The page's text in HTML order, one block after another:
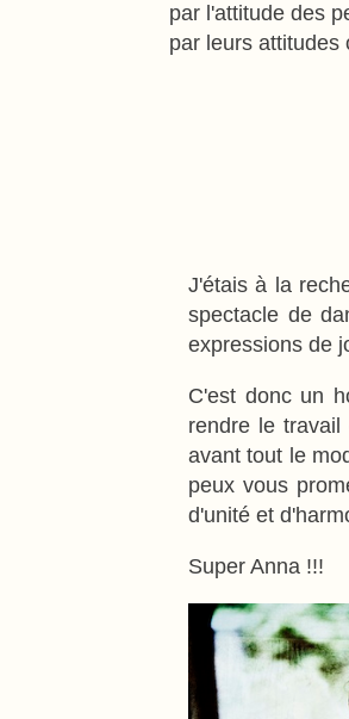
par l'attitude des
par leurs
J'étais à la
spectacle de
expressions de
C'est donc un
rendre le
avant tout le
peux vous
d'unité et
Super Anna !!!